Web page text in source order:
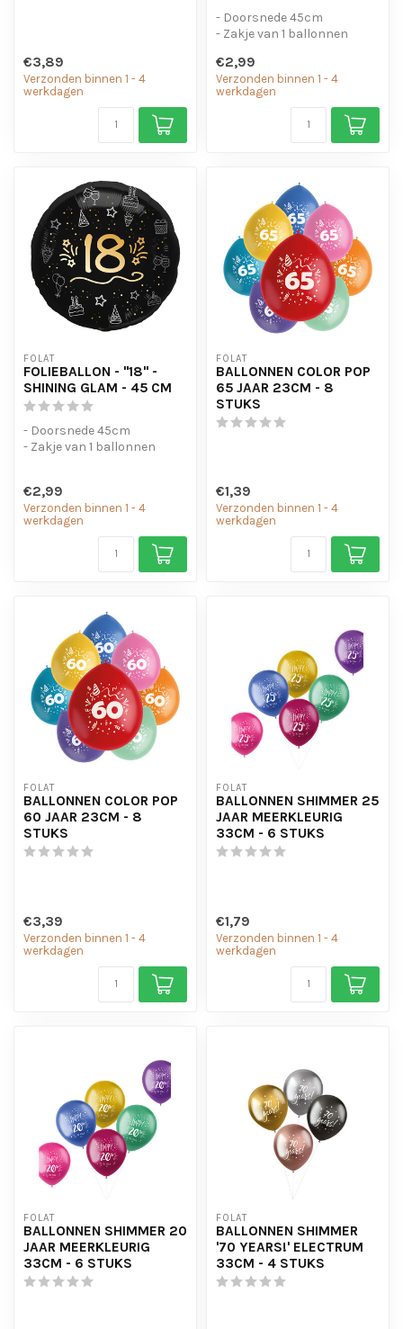
€3,89
Verzonden binnen 1 - 4
werkdagen
- Doorsnede 45cm
- Zakje van 1 ballonnen
€2,99
Verzonden binnen 1 - 4
werkdagen
FOLAT
FOLIEBALLON - "18" -
SHINING GLAM - 45 CM
- Doorsnede 45cm
- Zakje van 1 ballonnen
€2,99
Verzonden binnen 1 - 4
werkdagen
FOLAT
BALLONNEN COLOR POP
65 JAAR 23CM - 8
STUKS
€1,39
Verzonden binnen 1 - 4
werkdagen
FOLAT
BALLONNEN COLOR POP
60 JAAR 23CM - 8
STUKS
€3,39
Verzonden binnen 1 - 4
werkdagen
FOLAT
BALLONNEN SHIMMER 25
JAAR MEERKLEURIG
33CM - 6 STUKS
€1,79
Verzonden binnen 1 - 4
werkdagen
FOLAT
BALLONNEN SHIMMER 20
JAAR MEERKLEURIG
33CM - 6 STUKS
FOLAT
BALLONNEN SHIMMER
'70 YEARS!' ELECTRUM
33CM - 4 STUKS